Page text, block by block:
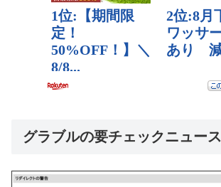
グラブルの要チェックニュース